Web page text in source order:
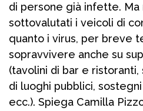
di persone già infette. Ma
sottovalutati i veicoli di
quanto i virus, per breve
sopravvivere anche su
(tavolini di bar e
di luoghi pubblici,
ecc.). Spiega Camilla